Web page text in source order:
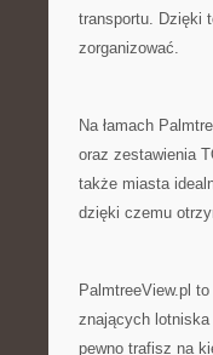
transportu. Dzięki
zorganizować.
Na łamach
oraz zestawienia
także miasta
dzięki czemu
PalmtreeView.pl
znających lotniska
pewno trafisz na